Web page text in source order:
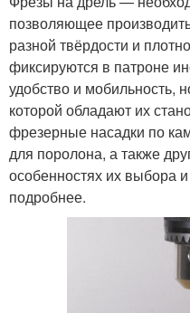
позволяющее
разной твёрдости и
фиксируются в патроне
удобство и мобильность,
которой обладают их
фрезерные насадки по
для поролона, а также
особенностях их выбора
подробнее.